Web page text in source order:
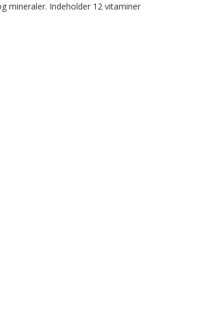
mineraler. Indeholder 12 vitaminer